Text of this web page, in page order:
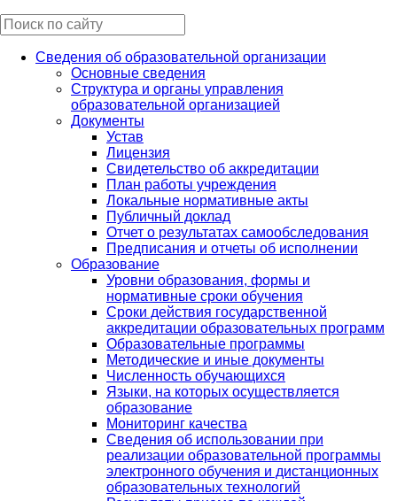
Сведения об образовательной организации
Основные сведения
Структура и органы управления
образовательной организацией
Документы
Устав
Лицензия
Свидетельство об аккредитации
План работы учреждения
Локальные нормативные акты
Публичный доклад
Отчет о результатах самообследования
Предписания и отчеты об исполнении
Образование
Уровни образования, формы и
нормативные сроки обучения
Сроки действия государственной
аккредитации образовательных программ
Образовательные программы
Методические и иные документы
Численность обучающихся
Языки, на которых осуществляется
образование
Мониторинг качества
Сведения об использовании при
реализации образовательной программы
электронного обучения и дистанционных
образовательных технологий